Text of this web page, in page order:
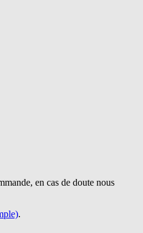
en cas de doute nous
.